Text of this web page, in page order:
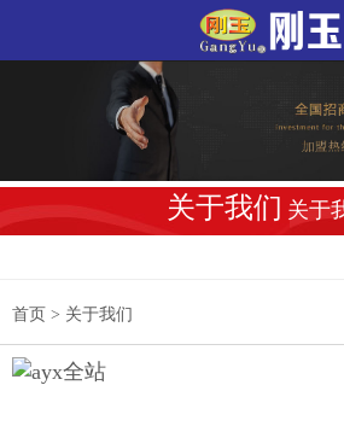
关于我们 关于
首页 > 关于我们